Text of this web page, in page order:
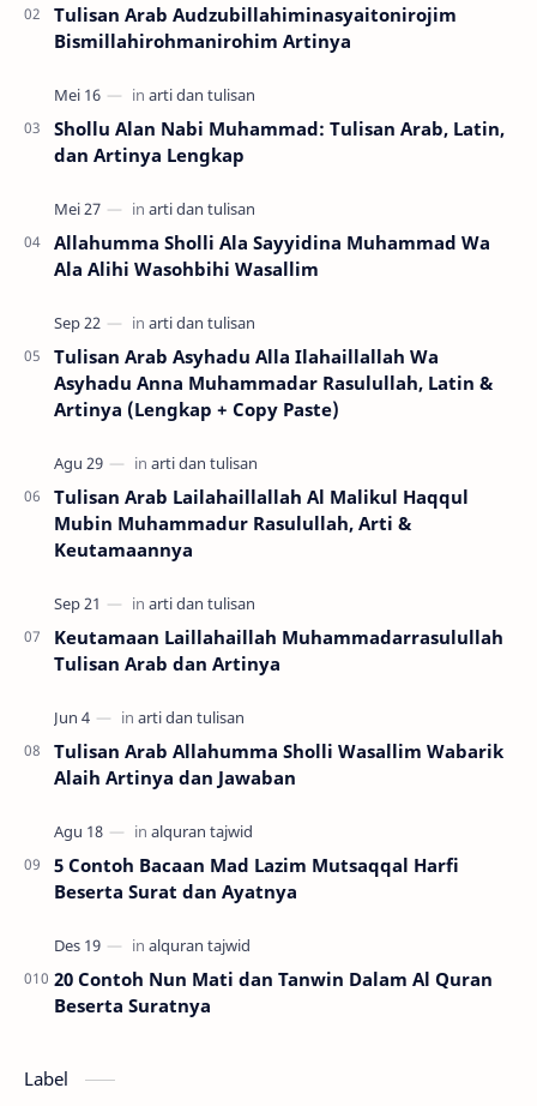
Tulisan Arab Audzubillahiminasyaitonirojim
Bismillahirohmanirohim Artinya
Shollu Alan Nabi Muhammad: Tulisan Arab, Latin,
dan Artinya Lengkap
Allahumma Sholli Ala Sayyidina Muhammad Wa
Ala Alihi Wasohbihi Wasallim
Tulisan Arab Asyhadu Alla Ilahaillallah Wa
Asyhadu Anna Muhammadar Rasulullah, Latin &
Artinya (Lengkap + Copy Paste)
Tulisan Arab Lailahaillallah Al Malikul Haqqul
Mubin Muhammadur Rasulullah, Arti &
Keutamaannya
Keutamaan Laillahaillah Muhammadarrasulullah
Tulisan Arab dan Artinya
Tulisan Arab Allahumma Sholli Wasallim Wabarik
Alaih Artinya dan Jawaban
5 Contoh Bacaan Mad Lazim Mutsaqqal Harfi
Beserta Surat dan Ayatnya
20 Contoh Nun Mati dan Tanwin Dalam Al Quran
Beserta Suratnya
Label